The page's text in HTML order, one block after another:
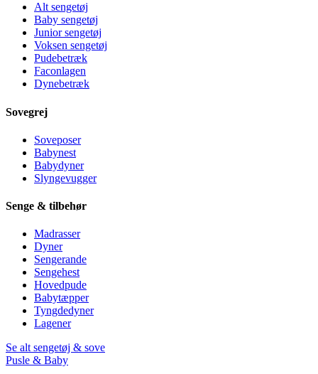
Alt sengetøj
Baby sengetøj
Junior sengetøj
Voksen sengetøj
Pudebetræk
Faconlagen
Dynebetræk
Sovegrej
Soveposer
Babynest
Babydyner
Slyngevugger
Senge & tilbehør
Madrasser
Dyner
Sengerande
Sengehest
Hovedpude
Babytæpper
Tyngdedyner
Lagener
Se alt sengetøj & sove
Pusle & Baby